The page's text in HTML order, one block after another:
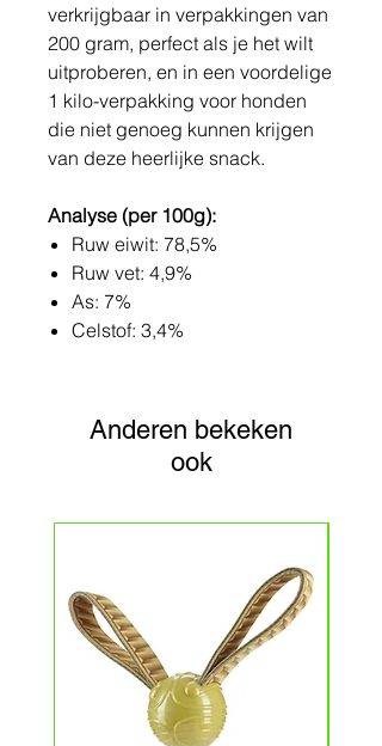
verkrijgbaar in verpakkingen van
200 gram, perfect als je het wilt
uitproberen, en in een voordelige
1 kilo-verpakking voor honden
die niet genoeg kunnen krijgen
van deze heerlijke snack.
Analyse (per 100g):
Ruw eiwit: 78,5%
Ruw vet: 4,9%
As: 7%
Celstof: 3,4%
Anderen bekeken
ook